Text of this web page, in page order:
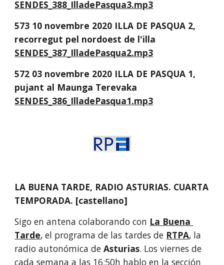
SENDES_388_IlladePasqua3.mp3
573 10 novembre 2020 ILLA DE PASQUA 2,
SENDES_387_IlladePasqua2.mp3
572 03 novembre 2020 ILLA DE PASQUA 1,
pujant al Maunga Terevaka
SENDES_386_IlladePasqua1.mp3
LA BUENA TARDE, RADIO ASTURIAS. CUARTA
TEMPORADA. [castellano]
Sigo en antena colaborando con La Buena
Tarde, el programa de las tardes de RTPA, la
radio autonómica de Asturias. Los viernes de